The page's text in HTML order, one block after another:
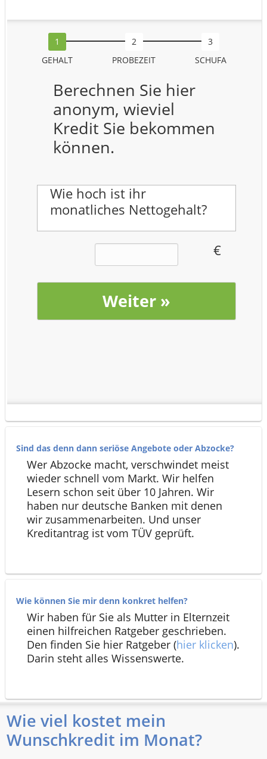
GEHALT PROBEZEIT SCHUFA
Berechnen Sie hier
anonym, wieviel
Kredit Sie bekommen
können.
Wie hoch ist ihr
monatliches Nettogehalt?
Sind das denn dann seriöse Angebote oder Abzocke?
Wer Abzocke macht, verschwindet meist
wieder schnell vom Markt. Wir helfen
Lesern schon seit über 10 Jahren. Wir
haben nur deutsche Banken mit denen
wir zusammenarbeiten. Und unser
Kreditantrag ist vom TÜV geprüft.
Wie können Sie mir denn konkret helfen?
Wir haben für Sie als Mutter in Elternzeit
einen hilfreichen Ratgeber geschrieben.
Den finden Sie hier Ratgeber (hier klicken).
Darin steht alles Wissenswerte.
Wie viel kostet mein
Wunschkredit im Monat?